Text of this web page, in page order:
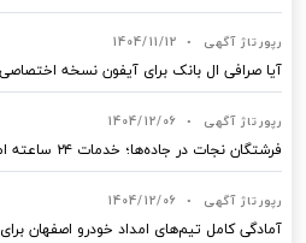
رپورتاژ آگهی •
1404/11/12
آیا صرافی ال بانک برای آیفون نسخه اختصاصی
رپورتاژ آگهی •
1404/12/06
فرشتگان نجات در جاده‌ها؛ خدمات ۲۴ ساعته امداد خودرو سمنان
رپورتاژ آگهی •
1404/12/06
آمادگی کامل تیم‌های امداد خودرو اصفهان